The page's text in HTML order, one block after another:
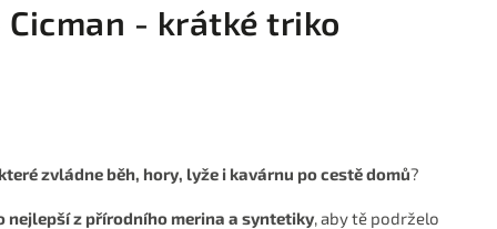
Cicman - krátké triko
zvládne běh, hory, lyže i kavárnu po cestě domů?
nejlepší z přírodního merina a syntetiky, aby tě podrželo